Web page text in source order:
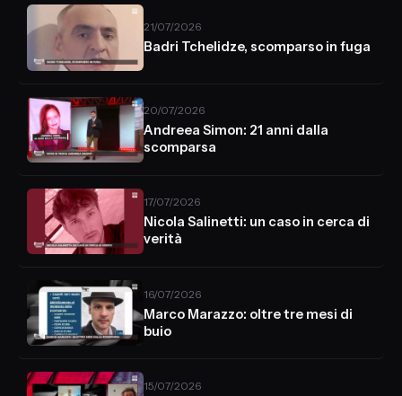
21/07/2026
Badri Tchelidze, scomparso in fuga
20/07/2026
Andreea Simon: 21 anni dalla
scomparsa
17/07/2026
Nicola Salinetti: un caso in cerca di
verità
16/07/2026
Marco Marazzo: oltre tre mesi di
buio
15/07/2026